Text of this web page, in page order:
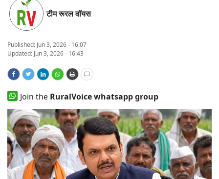
Magazine
States
Events
Agribusiness
Agritech
Cooperatives
International
Rural Dialogue
टीम रूरल वॉयस
Published: Jun 3, 2026 - 16:07
Updated: Jun 3, 2026 - 16:43
Join the RuralVoice whatsapp group